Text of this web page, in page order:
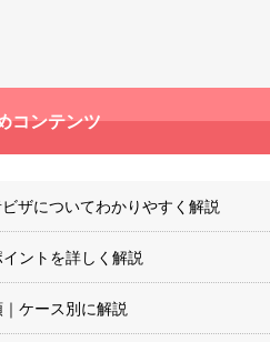
コンテンツ
ザについてわかりやすく解説
ントを詳しく解説
ケース別に解説